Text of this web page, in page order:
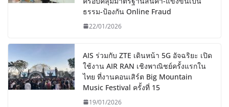
ธรรม-ป้องกัน Online Fraud
22/01/2026
AIS ร่วมกับ ZTE เดินหน้า 5G อัจฉริยะ เปิด
ใช้งาน AIR RAN เชิงพาณิชย์ครั้งแรกใน
ไทย ที่งานคอนเสิร์ต Big Mountain
Music Festival ครั้งที่ 15
19/01/2026